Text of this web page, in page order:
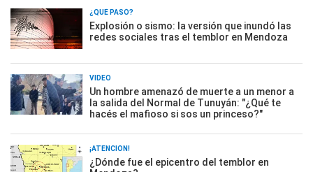
¿QUÉ PASÓ?
Explosión o sismo: la versión que inundó las
redes sociales tras el temblor en Mendoza
VIDEO
Un hombre amenazó de muerte a un menor a
la salida del Normal de Tunuyán: "¿Qué te
hacés el mafioso si sos un princeso?"
¡ATENCIÓN!
¿Dónde fue el epicentro del temblor en